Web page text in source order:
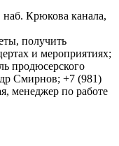
наб. Крюкова канала,
получить
и мероприятиях;
продюсерского
Смирнов; +7 (981)
менеджер по работе